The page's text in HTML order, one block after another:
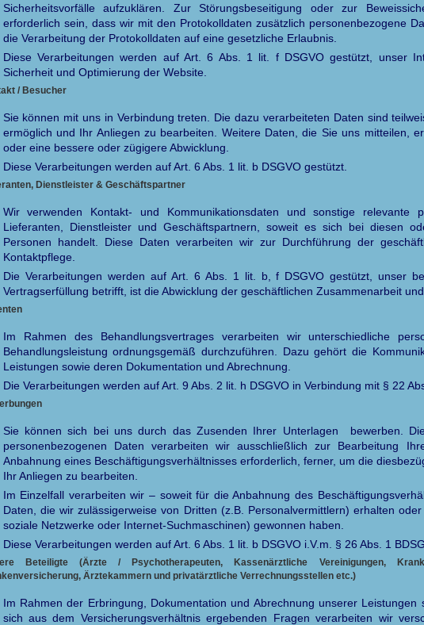
Sicherheitsvorfälle aufzuklären. Zur Störungsbeseitigung oder zur
erforderlich sein, dass wir mit den Protokolldaten zusätzlich personenbezogene
die Verarbeitung der Protokolldaten auf eine gesetzliche Erlaubnis.
Diese Verarbeitungen werden auf Art. 6 Abs. 1 lit. f DSGVO gestützt, unser
Sicherheit und Optimierung der Website.
/ Besucher
Sie können mit uns in Verbindung treten. Die dazu verarbeiteten Daten sind
ermöglich und Ihr Anliegen zu bearbeiten. Weitere Daten, die Sie uns mitteilen,
oder eine bessere oder zügigere Abwicklung.
Diese Verarbeitungen werden auf Art. 6 Abs. 1 lit. b DSGVO gestützt.
Dienstleister & Geschäftspartner
Wir verwenden Kontakt- und Kommunikationsdaten und sonstige relevante
Lieferanten, Dienstleister und Geschäftspartnern, soweit es sich bei diesen
Personen handelt. Diese Daten verarbeiten wir zur Durchführung der
Kontaktpflege.
Die Verarbeitungen werden auf Art. 6 Abs. 1 lit. b, f DSGVO gestützt, unser
Vertragserfüllung betrifft, ist die Abwicklung der geschäftlichen Zusammenarbeit
Im Rahmen des Behandlungsvertrages verarbeiten wir unterschiedliche
Behandlungsleistung ordnungsgemäß durchzuführen. Dazu gehört die
Leistungen sowie deren Dokumentation und Abrechnung.
Die Verarbeitungen werden auf Art. 9 Abs. 2 lit. h DSGVO in Verbindung mit § 22
Sie können sich bei uns durch das Zusenden Ihrer Unterlagen bewerben.
personenbezogenen Daten verarbeiten wir ausschließlich zur Bearbeitung
Anbahnung eines Beschäftigungsverhältnisses erforderlich, ferner, um die
Ihr Anliegen zu bearbeiten.
Im Einzelfall verarbeiten wir – soweit für die Anbahnung des
Daten, die wir zulässigerweise von Dritten (z.B. Personalvermittlern) erhalten
soziale Netzwerke oder Internet-Suchmaschinen) gewonnen haben.
Diese Verarbeitungen werden auf Art. 6 Abs. 1 lit. b DSGVO i.V.m. § 26 Abs. 1
Beteiligte (Ärzte / Psychotherapeuten, Kassenärztliche Vereinigungen,
Ärztekammern und privatärztliche Verrechnungsstellen etc.)
Im Rahmen der Erbringung, Dokumentation und Abrechnung unserer
sich aus dem Versicherungsverhältnis ergebenden Fragen verarbeiten wir